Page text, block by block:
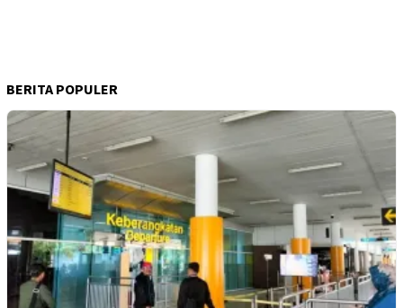
BERITA POPULER